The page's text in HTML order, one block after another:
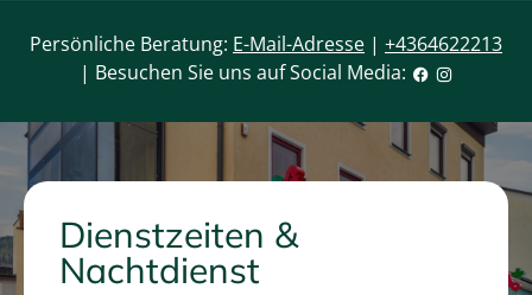
Persönliche Beratung: E-Mail-Adresse | +4364622213
| Besuchen Sie uns auf Social Media:
Dienstzeiten &
Nachtdienst